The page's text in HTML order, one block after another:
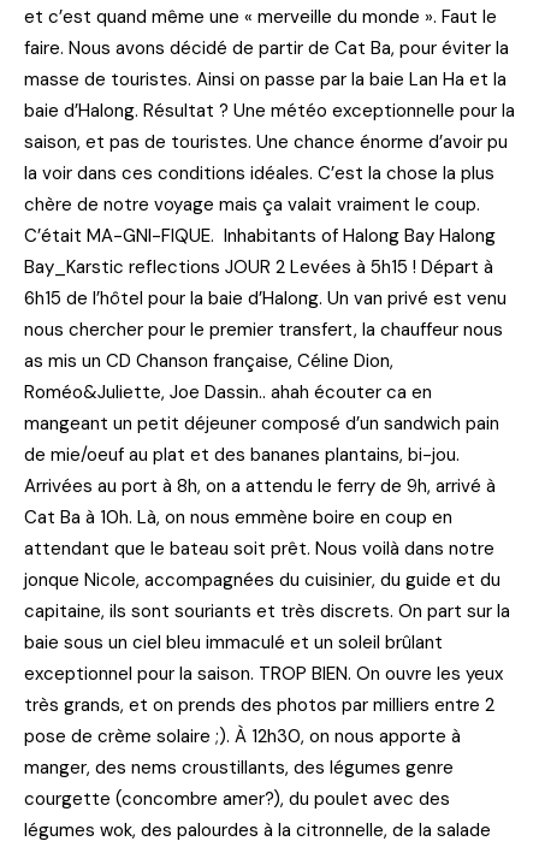
et c’est quand même une « merveille du monde ». Faut le
faire. Nous avons décidé de partir de Cat Ba, pour éviter la
masse de touristes. Ainsi on passe par la baie Lan Ha et la
baie d’Halong. Résultat ? Une météo exceptionnelle pour la
saison, et pas de touristes. Une chance énorme d’avoir pu
la voir dans ces conditions idéales. C’est la chose la plus
chère de notre voyage mais ça valait vraiment le coup.
C’était MA-GNI-FIQUE. Inhabitants of Halong Bay Halong
Bay_Karstic reflections JOUR 2 Levées à 5h15 ! Départ à
6h15 de l’hôtel pour la baie d’Halong. Un van privé est venu
nous chercher pour le premier transfert, la chauffeur nous
as mis un CD Chanson française, Céline Dion,
Roméo&Juliette, Joe Dassin.. ahah écouter ca en
mangeant un petit déjeuner composé d’un sandwich pain
de mie/oeuf au plat et des bananes plantains, bi-jou.
Arrivées au port à 8h, on a attendu le ferry de 9h, arrivé à
Cat Ba à 10h. Là, on nous emmène boire en coup en
attendant que le bateau soit prêt. Nous voilà dans notre
jonque Nicole, accompagnées du cuisinier, du guide et du
capitaine, ils sont souriants et très discrets. On part sur la
baie sous un ciel bleu immaculé et un soleil brûlant
exceptionnel pour la saison. TROP BIEN. On ouvre les yeux
très grands, et on prends des photos par milliers entre 2
pose de crème solaire ;). À 12h30, on nous apporte à
manger, des nems croustillants, des légumes genre
courgette (concombre amer?), du poulet avec des
légumes wok, des palourdes à la citronnelle, de la salade